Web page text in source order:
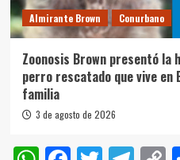
Almirante Brown Conurbano
Zoonosis Brown presentó la
perro rescatado que vive en
familia
3 de agosto de 2026